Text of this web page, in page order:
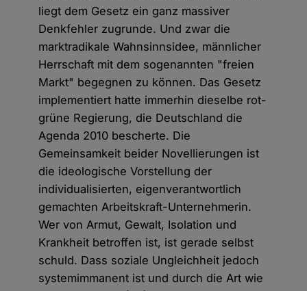
liegt dem Gesetz ein ganz massiver
Denkfehler zugrunde. Und zwar die
marktradikale Wahnsinnsidee, männlicher
Herrschaft mit dem sogenannten "freien
Markt" begegnen zu können. Das Gesetz
implementiert hatte immerhin dieselbe rot-
grüne Regierung, die Deutschland die
Agenda 2010 bescherte. Die
Gemeinsamkeit beider Novellierungen ist
die ideologische Vorstellung der
individualisierten, eigenverantwortlich
gemachten Arbeitskraft-Unternehmerin.
Wer von Armut, Gewalt, Isolation und
Krankheit betroffen ist, ist gerade selbst
schuld. Dass soziale Ungleichheit jedoch
systemimmanent ist und durch die Art wie